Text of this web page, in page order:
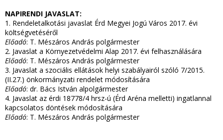
NAPIRENDI JAVASLAT:
1. Rendeletalkotási javaslat Érd Megyei Jogú Város 2017. évi
költségvetéséről
Előadó: T. Mészáros András polgármester
2. Javaslat a Környezetvédelmi Alap 2017. évi felhasználására
Előadó: T. Mészáros András polgármester
3. Javaslat a szociális ellátások helyi szabályairól szóló 7/2015.
(II.27.) önkormányzati rendelet módosítására
Előadó: dr. Bács István alpolgármester
4. Javaslat az érdi 18778/4 hrsz-ú (Érd Aréna melletti) ingatlannal
kapcsolatos döntések módosítására
Előadó: T. Mészáros András polgármester